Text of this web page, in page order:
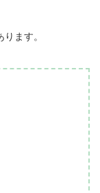
ます。